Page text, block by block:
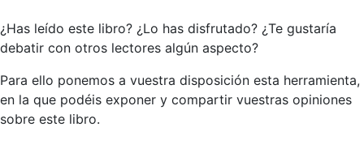
¿Has leído este libro? ¿Lo has disfrutado? ¿Te gustaría
debatir con otros lectores algún aspecto?
Para ello ponemos a vuestra disposición esta herramienta,
en la que podéis exponer y compartir vuestras opiniones
sobre este libro.